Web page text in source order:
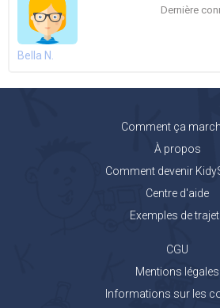
Bella N.
Dernière
Comment ça
À propos
Comment devenir
Centre d'aide
Exemples de
CGU
Mentions légales
Informations sur les